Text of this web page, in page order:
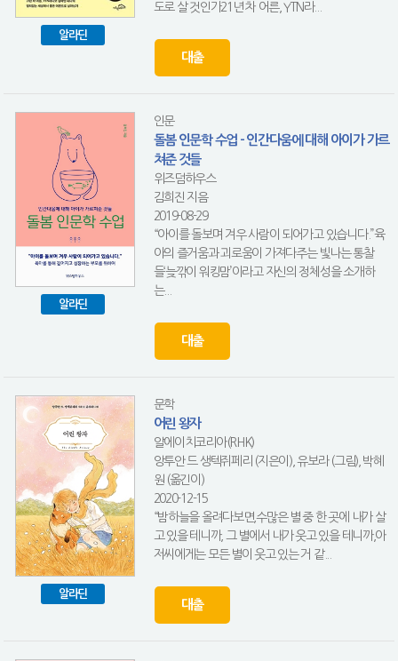
알라딘
도로 살 것인가21년 차 어른, YTN라...
대출
알라딘
인문
돌봄 인문학 수업 - 인간다움에 대해 아이가 가르
쳐준 것들
위즈덤하우스
김희진 지음
2019-08-29
“아이를 돌보며 겨우 사람이 되어가고 있습니다.”육
아의 즐거움과 괴로움이 가져다주는 빛나는 통찰
들‘늦깎이 워킹맘’이라고 자신의 정체성을 소개하
는...
대출
알라딘
문학
어린 왕자
알에이치코리아(RHK)
앙투안 드 생텍쥐페리 (지은이), 유보라 (그림), 박혜
원 (옮긴이)
2020-12-15
“밤하늘을 올려다보면,수많은 별 중 한 곳에 내가 살
고 있을 테니까, 그 별에서 내가 웃고 있을 테니까,아
저씨에게는 모든 별이 웃고 있는 거 같...
대출